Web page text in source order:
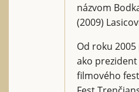
názvom
(2009)
Od roku
ako
filmového